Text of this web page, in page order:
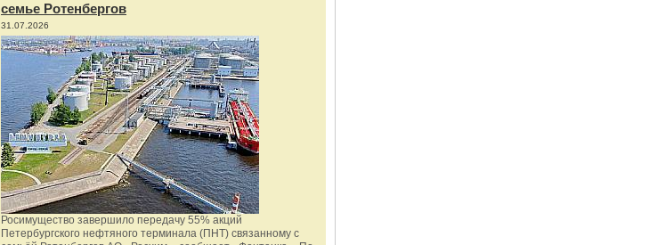
семье Ротенбергов
31.07.2026
Росимущество завершило передачу 55% акций
Петербургского нефтяного терминала (ПНТ) связанному с